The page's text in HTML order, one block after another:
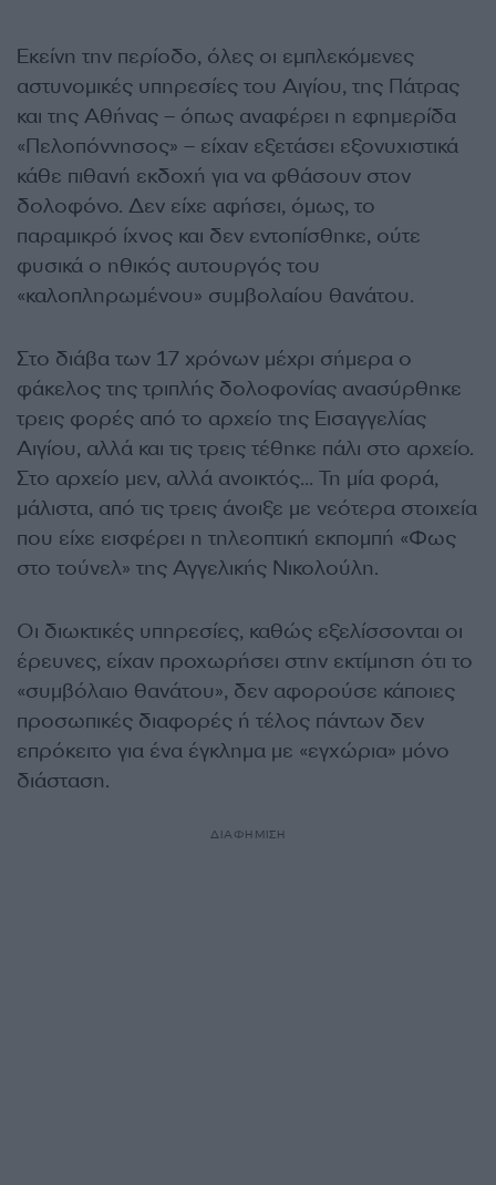
Εκείνη την περίοδο, όλες οι εμπλεκόμενες
αστυνομικές υπηρεσίες του Αιγίου, της Πάτρας
και της Αθήνας – όπως αναφέρει η εφημερίδα
«Πελοπόννησος» – είχαν εξετάσει εξονυχιστικά
κάθε πιθανή εκδοχή για να φθάσουν στον
δολοφόνο. Δεν είχε αφήσει, όμως, το
παραμικρό ίχνος και δεν εντοπίσθηκε, ούτε
φυσικά ο ηθικός αυτουργός του
«καλοπληρωμένου» συμβολαίου θανάτου.
Στο διάβα των 17 χρόνων μέχρι σήμερα ο
φάκελος της τριπλής δολοφονίας ανασύρθηκε
τρεις φορές από το αρχείο της Εισαγγελίας
Αιγίου, αλλά και τις τρεις τέθηκε πάλι στο αρχείο.
Στο αρχείο μεν, αλλά ανοικτός… Τη μία φορά,
μάλιστα, από τις τρεις άνοιξε με νεότερα στοιχεία
που είχε εισφέρει η τηλεοπτική εκπομπή «Φως
στο τούνελ» της Αγγελικής Νικολούλη.
Οι διωκτικές υπηρεσίες, καθώς εξελίσσονται οι
έρευνες, είχαν προχωρήσει στην εκτίμηση ότι το
«συμβόλαιο θανάτου», δεν αφορούσε κάποιες
προσωπικές διαφορές ή τέλος πάντων δεν
επρόκειτο για ένα έγκλημα με «εγχώρια» μόνο
διάσταση.
ΔΙΑΦΗΜΙΣΗ